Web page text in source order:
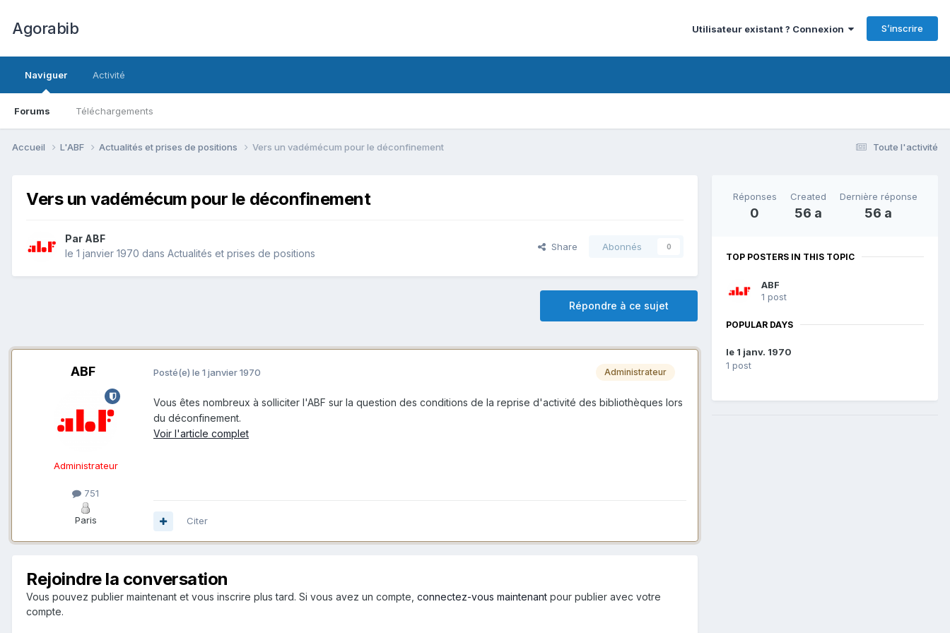
Agorabib Utilisateur existant ? Connexion S’inscrire
Naviguer
Forums Téléchargements
Activité
Toute l'activité
Accueil L'ABF Actualités et prises de positions Vers un vadémécum pour le déconfinement
Vers un vadémécum pour le déconfinement
Par ABF
le 1 janvier 1970 dans Actualités et prises de positions
Share Abonnés 0
Répondre à ce sujet
ABF
Administrateur
751
Paris
Administrateur
Posté(e) le 1 janvier 1970
Vous êtes nombreux à solliciter l'ABF sur la question des conditions de la reprise d'activité des bibliothèques lors
du déconfinement.
Voir l'article complet
Citer
Rejoindre la conversation
Vous pouvez publier maintenant et vous inscrire plus tard. Si vous avez un compte, connectez-vous maintenant pour publier avec votre
compte.
Réponses
0
Created
56 a
Dernière réponse
56 a
TOP POSTERS IN THIS TOPIC
ABF
1 post
POPULAR DAYS
le 1 janv. 1970
1 post